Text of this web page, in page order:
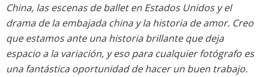
China, las escenas de ballet en Estados Unidos y el
drama de la embajada china y la historia de amor. Creo
que estamos ante una historia brillante que deja
espacio a la variación, y eso para cualquier fotógrafo es
una fantástica oportunidad de hacer un buen trabajo.